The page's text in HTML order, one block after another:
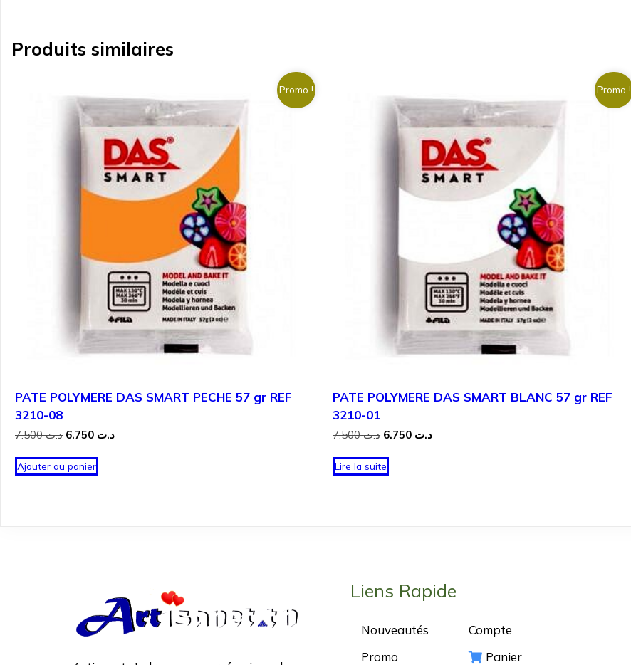
Produits similaires
Promo !
PATE POLYMERE DAS SMART PECHE 57 gr REF
3210-08
د.ت7.500
Le
initial
était :
د.تLe
Ajouter au panier
Promo !
PATE POLYMERE DAS SMART BLANC 57 gr REF
3210-01
د.ت7.500
Le
initial
était :
د.تLe
Lire la suite
Liens Rapide
Nouveautés
Promo
Compte
Panier